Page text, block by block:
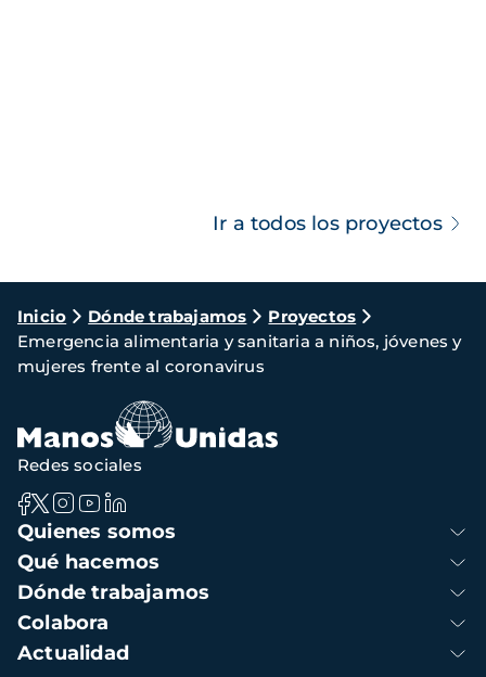
Ir a todos los proyectos
Ruta
de
navegación
Inicio Dónde trabajamos
Proyectos
Emergencia alimentaria y sanitaria a niños, jóvenes y
mujeres frente al coronavirus
Navegación
principal
Quienes somos
Qué hacemos
Dónde trabajamos
Colabora
Actualidad
Redes sociales